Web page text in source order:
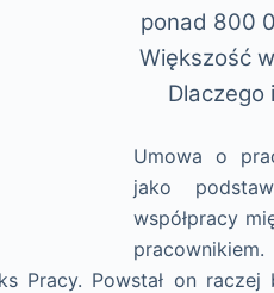
ponad 800
Większość
Dlaczego
Umowa o
jako
współpracy
pracownikiem.
Pracy. Powstał on